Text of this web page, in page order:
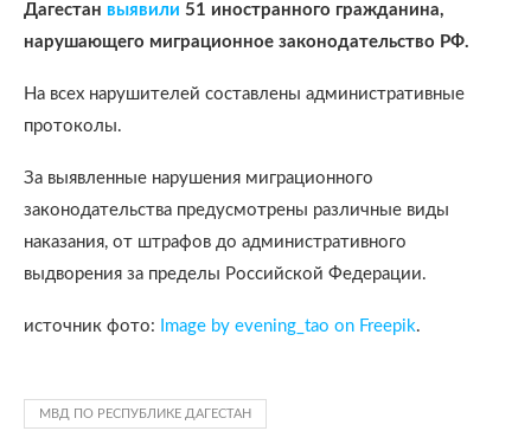
Дагестан выявили 51 иностранного гражданина,
нарушающего миграционное законодательство РФ.
На всех нарушителей составлены административные
протоколы.
За выявленные нарушения миграционного
законодательства предусмотрены различные виды
наказания, от штрафов до административного
выдворения за пределы Российской Федерации.
источник фото: Image by evening_tao on Freepik.
МВД ПО РЕСПУБЛИКЕ ДАГЕСТАН